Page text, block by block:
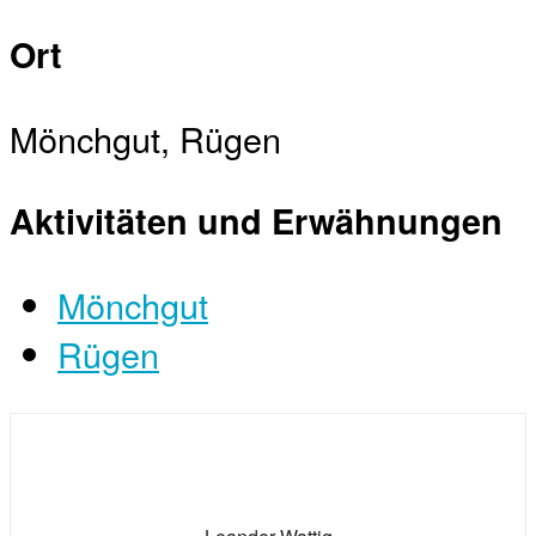
Ort
Mönchgut, Rügen
Aktivitäten und Erwähnungen
Mönchgut
Rügen